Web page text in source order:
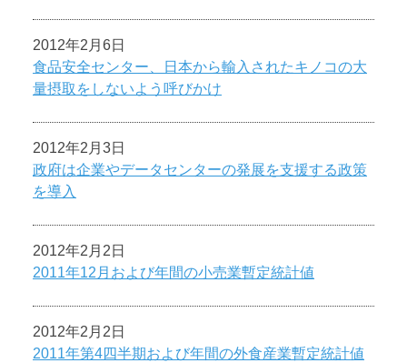
2012年2月6日
食品安全センター、日本から輸入されたキノコの大
量摂取をしないよう呼びかけ
2012年2月3日
政府は企業やデータセンターの発展を支援する政策
を導入
2012年2月2日
2011年12月および年間の小売業暫定統計値
2012年2月2日
2011年第4四半期および年間の外食産業暫定統計値